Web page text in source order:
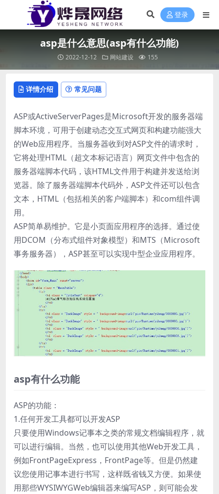
登录
asp是什么意思(asp有什么功能)
2022-12-12 网站建设 155
详情介绍 常见问题
ASP或ActiveServerPages是Microsoft开发的服务器端
脚本环境，可用于创建动态交互式网页和构建功能强大
的Web应用程序。当服务器收到对ASP文件的请求时，
它将处理HTML（超文本标记语言）网页文件中包含的
服务器端脚本代码，该HTML文件用于构建并发送给浏
览器。除了服务器端脚本代码外，ASP文件还可以包含
文本，HTML（包括相关的客户端脚本）和com组件调
用。
ASP简单易维护。它是小页面应用程序的选择。通过使
用DCOM（分布式组件对象模型）和MTS（Microsoft
事务服务器），ASP甚至可以实现中型企业应用程序。
asp有什么功能
ASP的功能：
1.任何开发工具都可以开发ASP
只要使用Windows记事本之类的常规文档编辑程序，就
可以进行编辑。当然，也可以使用其他Web开发工具，
例如FrontPageExpress，FrontPage等。但是仍然建
议您使用记事本进行书写，这样既省钱又方便。如果使
用那些WYSIWYGWeb编辑器来编写ASP，则可能会发